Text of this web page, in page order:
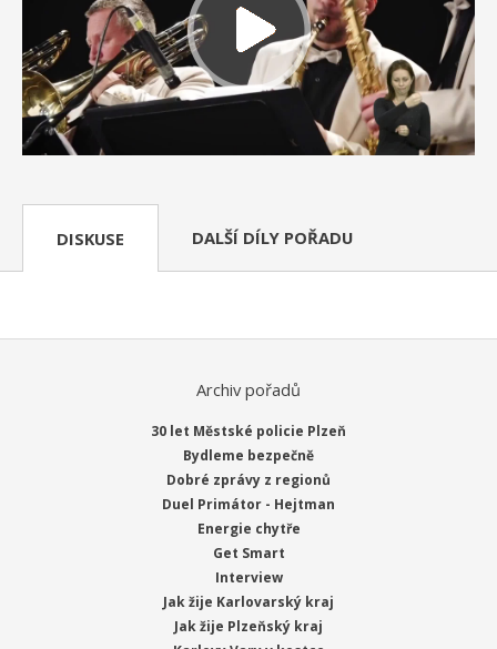
DISKUSE DALŠÍ DÍLY POŘADU
Archiv pořadů
30 let Městské policie Plzeň
Bydleme bezpečně
Dobré zprávy z regionů
Duel Primátor - Hejtman
Energie chytře
Get Smart
Interview
Jak žije Karlovarský kraj
Jak žije Plzeňský kraj